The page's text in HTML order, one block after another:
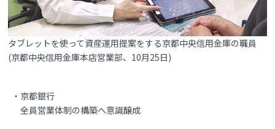
タブレットを使って資産運用提案をする京都中央信用金庫の職員
(京都中央信用金庫本店営業部、10月25日)
京都銀行
全員営業体制の構築へ意識醸成